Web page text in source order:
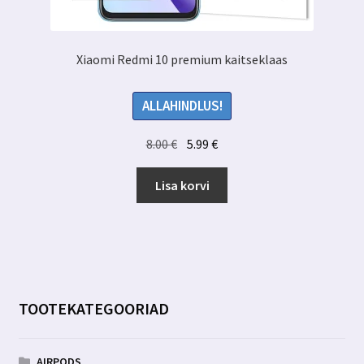
Xiaomi Redmi 10 premium kaitseklaas
ALLAHINDLUS!
8.00€ Algne
oli:
8.00 €.
5.99€Praegune
5.99 €.
Lisa korvi
TOOTEKATEGOORIAD